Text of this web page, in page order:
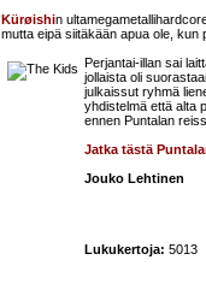
Kürøishin
mutta eipä siitäkään apua ole,
Perjantai-illan sai
jollaista oli
julkaissut ryhmä
yhdistelmä että alta
ennen Puntalan
Jatka tästä
Jouko Lehtinen
Lukukertoja: 5013